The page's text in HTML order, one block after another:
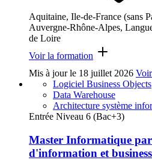
Aquitaine, Ile-de-France (sans
Auvergne-Rhône-Alpes,
de Loire
Voir la formation
Mis à jour le 18 juillet 2026
Logiciel Business Objects
Data Warehouse
Architecture système
Entrée Niveau 6 (Bac+3)
Master Informatique
d'information et